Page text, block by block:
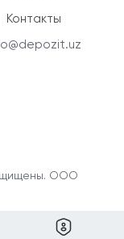
Контакты
ООО